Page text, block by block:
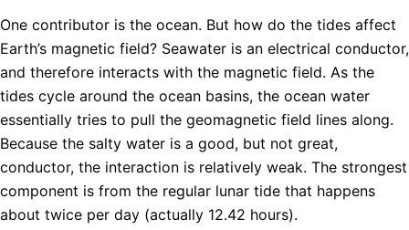
One contributor is the ocean. But how do the tides affect
Earth’s magnetic field? Seawater is an electrical conductor,
and therefore interacts with the magnetic field. As the
tides cycle around the ocean basins, the ocean water
essentially tries to pull the geomagnetic field lines along.
Because the salty water is a good, but not great,
conductor, the interaction is relatively weak. The strongest
component is from the regular lunar tide that happens
about twice per day (actually 12.42 hours).